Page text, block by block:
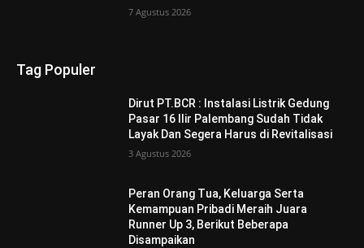
7 Agustus 2026
Tag Populer
Dirut PT.BCR : Instalasi Listrik Gedung
Pasar 16 Ilir Palembang Sudah Tidak
Layak Dan Segera Harus di Revitalisasi
3 Agustus 2026
Peran Orang Tua, Keluarga Serta
Kemampuan Pribadi Meraih Juara
Runner Up 3, Berikut Beberapa
Disampaikan